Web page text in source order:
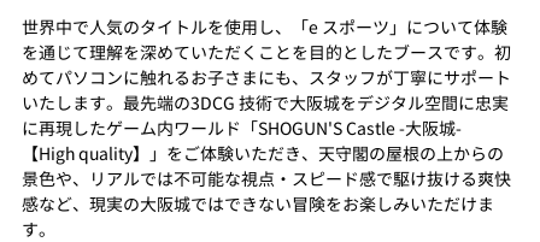
世界中で人気のタイトルを使用し、「e スポーツ」について体験
を通じて理解を深めていただくことを目的としたブースです。初
めてパソコンに触れるお子さまにも、スタッフが丁寧にサポート
いたします。最先端の3DCG 技術で大阪城をデジタル空間に忠実
に再現したゲーム内ワールド「SHOGUN'S Castle -大阪城-
【High quality】」をご体験いただき、天守閣の屋根の上からの
景色や、リアルでは不可能な視点・スピード感で駆け抜ける爽快
感など、現実の大阪城ではできない冒険をお楽しみいただけま
す。